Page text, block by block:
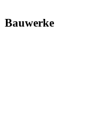
Bauwerke